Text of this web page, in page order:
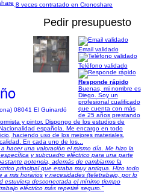
8 veces contratado en Cronoshare
Pedir presupuesto
08041 El Guinardó
Email validado
Teléfono validado
Responde rápido
Buenas, mi nombre es
Diego. Soy un
profesional cualificado
que cuenta con más
de 25 años prestando
y pintor. Dispongo de los estudios de
española. Me encargo en todo
haciendo uso de los mejores materiales,
En cada uno de los...
hacer una valoración el mismo día. Me hizo la
y subcuadro eléctrico para una parte
potencia, además de cambiarme la
principal que estaba muy antigua. Hizo todo
mis horarios y necesidades (teletrabajo, por lo
estuviera desconectada el mínimo tiempo
eléctrico más repetiré seguro."